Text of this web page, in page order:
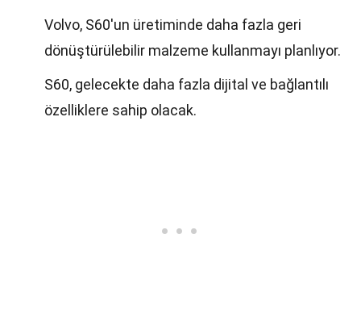
Volvo, S60'un üretiminde daha fazla geri
dönüştürülebilir malzeme kullanmayı planlıyor.
S60, gelecekte daha fazla dijital ve bağlantılı
özelliklere sahip olacak.